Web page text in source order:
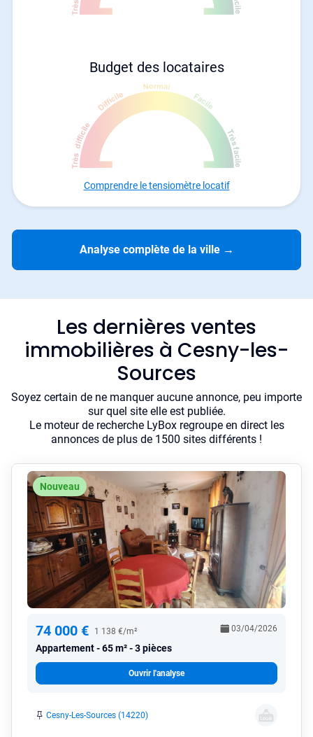
Budget des locataires
Comprendre le tensiomètre locatif
Analyse complète de la ville →
Les dernières ventes
immobilières à Cesny-les-
Sources
Soyez certain de ne manquer aucune annonce, peu importe
sur quel site elle est publiée.
Le moteur de recherche LyBox regroupe en direct les
annonces de plus de 1500 sites différents !
Nouveau
74 000 € 1 138 €/m²
Appartement 65 m² - 3 pièces
03/04/2026
Ouvrir l'analyse
Cesny-Les-Sources (14220)